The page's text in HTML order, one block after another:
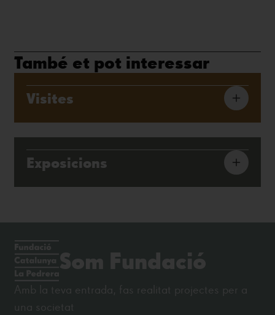
També et pot interessar
Visites
Exposicions
Som Fundació
Amb la teva entrada, fas realitat projectes per a
una societat